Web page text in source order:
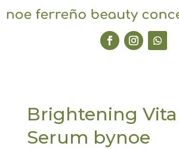
Brightening
Serum bynoe